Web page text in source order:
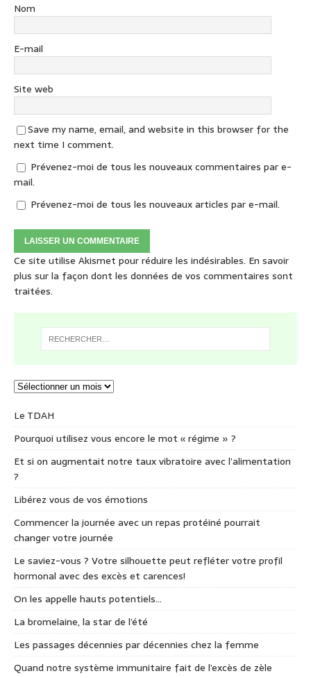
Nom
E-mail
Site web
Save my name, email, and website in this browser for the
next time I comment.
Prévenez-moi de tous les nouveaux commentaires par e-
mail.
Prévenez-moi de tous les nouveaux articles par e-mail.
Ce site utilise Akismet pour réduire les indésirables. En savoir
plus sur la façon dont les données de vos commentaires sont
traitées.
Le TDAH
Pourquoi utilisez vous encore le mot « régime » ?
Et si on augmentait notre taux vibratoire avec l’alimentation
?
Libérez vous de vos émotions
Commencer la journée avec un repas protéiné pourrait
changer votre journée
Le saviez-vous ? Votre silhouette peut refléter votre profil
hormonal avec des excès et carences!
On les appelle hauts potentiels…
La bromelaine, la star de l’été
Les passages décennies par décennies chez la femme
Quand notre système immunitaire fait de l’excès de zèle